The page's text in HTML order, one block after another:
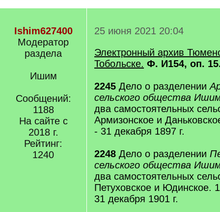
Ishim627400
Модератор
раздела
Ишим
Сообщений:
1188
На сайте с
2018 г.
Рейтинг:
1240
25 июня 2021 20:04
Электронный архив
Тобольске. Ф. И154, оп.
2245 Дело о разделении
сельского общества
два самостоятельных
Армизонское и
- 31 декабря 1897 г.
2248 Дело о разделении
сельского общества
два самостоятельных
Петуховское и Юдинское.
31 декабря 1901 г.